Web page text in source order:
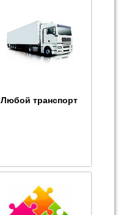
Любой транспорт